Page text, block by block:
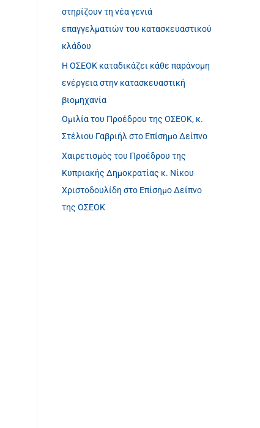
στηρίζουν τη νέα γενιά
επαγγελματιών του κατασκευαστικού
κλάδου
Η ΟΣΕΟΚ καταδικάζει κάθε παράνομη
ενέργεια στην κατασκευαστική
βιομηχανία
Ομιλία του Προέδρου της ΟΣΕΟΚ, κ.
Στέλιου Γαβριήλ στο Επίσημο Δείπνο
Χαιρετισμός του Προέδρου της
Κυπριακής Δημοκρατίας κ. Νίκου
Χριστοδουλίδη στο Επίσημο Δείπνο
της ΟΣΕΟΚ